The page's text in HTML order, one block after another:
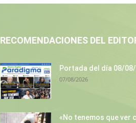
RECOMENDACIONES DEL
Portada del día 08/
07/08/2026
«No tenemos que ver